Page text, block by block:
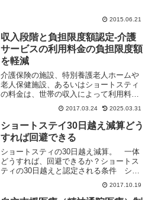
ていたりして。ディサービスの内容食事
や入浴などの支援趣味やレ...
2015.06.21
収入段階と負担限度額認定-介護
サービスの利用料金の負担限度額
を軽減
介護保険の施設、特別養護老人ホームや
老人保健施設、あるいはショートスティ
の料金は、世帯の収入によって利用料金
の負担限度額を軽減できる制度がある。
負担限度額認定というのだが。だんだん
条件が厳しくなってきている。
2017.03.24 2025.03.31
ショートステイ30日越え減算どう
すれば回避できる
ショートスティの30日越え減算。 一体
どうすれば、回避できるか？ショートス
ティの30日越えと認定される条件 ショ
ートステイの減算対象となる30日越え利
用。 どの場合が「30日越え」となるの
2017.10.19